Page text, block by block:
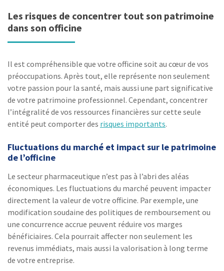
Les risques de concentrer tout son patrimoine
dans son officine
Il est compréhensible que votre officine soit au cœur de vos
préoccupations. Après tout, elle représente non seulement
votre passion pour la santé, mais aussi une part significative
de votre patrimoine professionnel. Cependant, concentrer
l’intégralité de vos ressources financières sur cette seule
entité peut comporter des risques importants.
Fluctuations du marché et impact sur le patrimoine
de l’officine
Le secteur pharmaceutique n’est pas à l’abri des aléas
économiques. Les fluctuations du marché peuvent impacter
directement la valeur de votre officine. Par exemple, une
modification soudaine des politiques de remboursement ou
une concurrence accrue peuvent réduire vos marges
bénéficiaires. Cela pourrait affecter non seulement les
revenus immédiats, mais aussi la valorisation à long terme
de votre entreprise.